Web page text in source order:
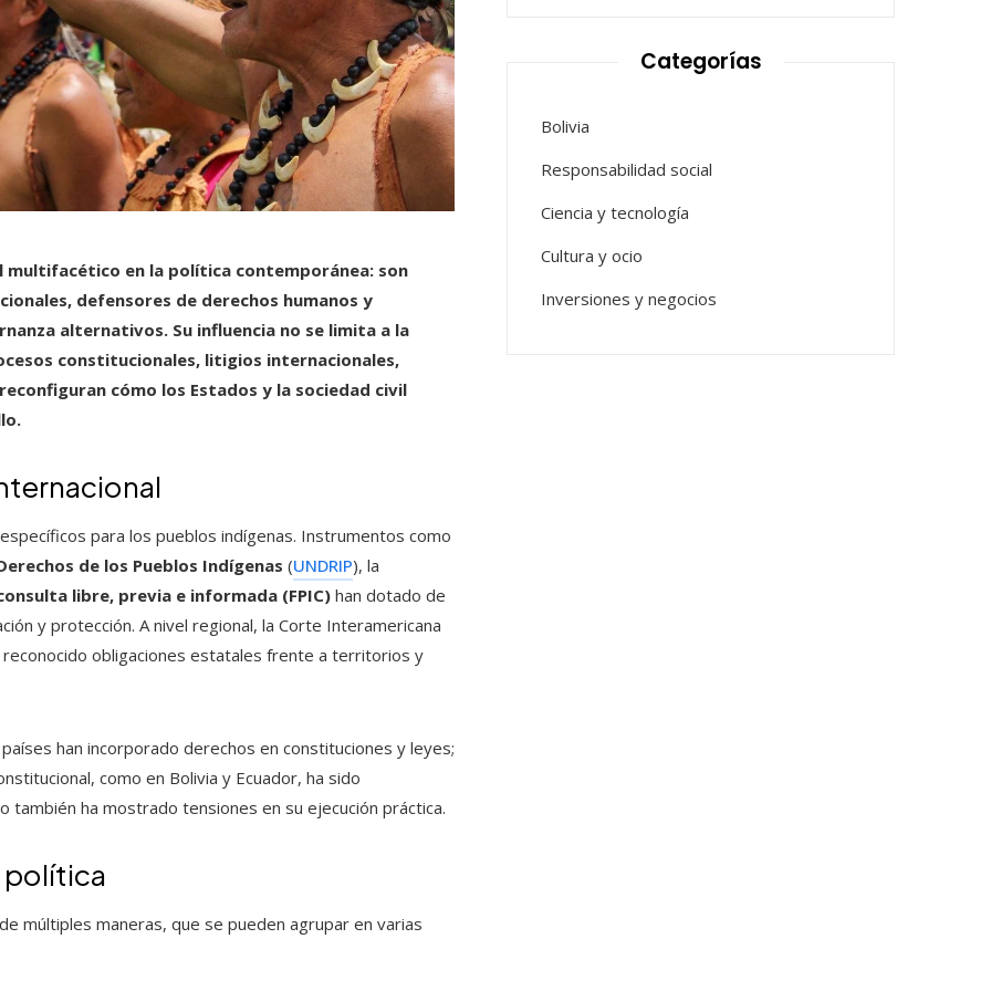
multifacético en la política contemporánea: son
defensores de derechos humanos y
alternativos. Su influencia no se limita a la
constitucionales, litigios internacionales,
cómo los Estados y la sociedad civil
para los pueblos indígenas. Instrumentos como
de los Pueblos Indígenas (UNDRIP), la
libre, previa e informada (FPIC) han dotado de
y protección. A nivel regional, la Corte Interamericana
obligaciones estatales frente a territorios y
han incorporado derechos en constituciones y leyes;
como en Bolivia y Ecuador, ha sido
ha mostrado tensiones en su ejecución práctica.
múltiples maneras, que se pueden agrupar en varias
Categorías
Bolivia
Responsabilidad social
Ciencia y tecnología
Cultura y ocio
Inversiones y negocios